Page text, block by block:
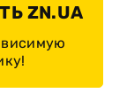
ZN.UA